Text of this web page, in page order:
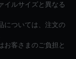
イルサイズと異なる
については、注文の
お客さまのご負担と